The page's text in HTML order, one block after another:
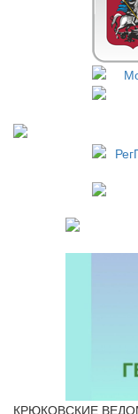
КРЮКОВСКИЕ